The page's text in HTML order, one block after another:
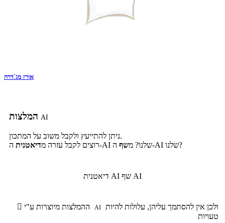
אורז מג`דרה
AI
ניתן להתייעץ ולקבל משוב על המתכון.
רוצים לקבל עזרה מדיאטנית ה-AI שלנו? משף ה-AI שלנו?
דיאטנית AI שף AI
 AI
טעויות